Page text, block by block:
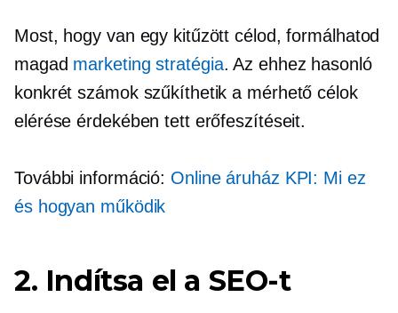
Most, hogy van egy kitűzött célod, formálhatod
magad marketing stratégia. Az ehhez hasonló
konkrét számok szűkíthetik a mérhető célok
elérése érdekében tett erőfeszítéseit.
További információ: Online áruház KPI: Mi ez
és hogyan működik
2. Indítsa el a SEO-t